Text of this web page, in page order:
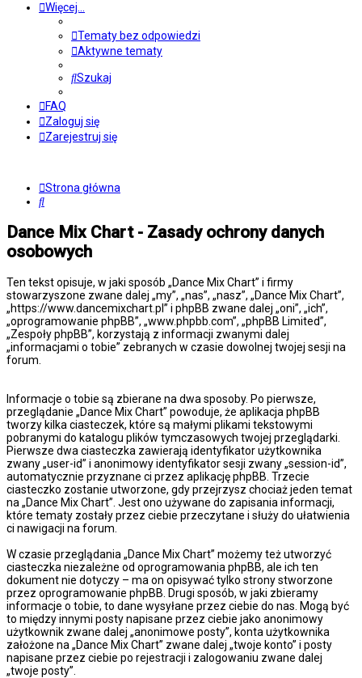
Więcej…
Tematy bez odpowiedzi
Aktywne tematy
Szukaj
FAQ
Zaloguj się
Zarejestruj się
Strona główna
Szukaj
Dance Mix Chart - Zasady ochrony danych
osobowych
Ten tekst opisuje, w jaki sposób „Dance Mix Chart” i firmy
stowarzyszone zwane dalej „my”, „nas”, „nasz”, „Dance Mix Chart”,
„https://www.dancemixchart.pl” i phpBB zwane dalej „oni”, „ich”,
„oprogramowanie phpBB”, „www.phpbb.com”, „phpBB Limited”,
„Zespoły phpBB”, korzystają z informacji zwanymi dalej
„informacjami o tobie” zebranych w czasie dowolnej twojej sesji na
forum.
Informacje o tobie są zbierane na dwa sposoby. Po pierwsze,
przeglądanie „Dance Mix Chart” powoduje, że aplikacja phpBB
tworzy kilka ciasteczek, które są małymi plikami tekstowymi
pobranymi do katalogu plików tymczasowych twojej przeglądarki.
Pierwsze dwa ciasteczka zawierają identyfikator użytkownika
zwany „user-id” i anonimowy identyfikator sesji zwany „session-id”,
automatycznie przyznane ci przez aplikację phpBB. Trzecie
ciasteczko zostanie utworzone, gdy przejrzysz chociaż jeden temat
na „Dance Mix Chart”. Jest ono używane do zapisania informacji,
które tematy zostały przez ciebie przeczytane i służy do ułatwienia
ci nawigacji na forum.
W czasie przeglądania „Dance Mix Chart” możemy też utworzyć
ciasteczka niezależne od oprogramowania phpBB, ale ich ten
dokument nie dotyczy – ma on opisywać tylko strony stworzone
przez oprogramowanie phpBB. Drugi sposób, w jaki zbieramy
informacje o tobie, to dane wysyłane przez ciebie do nas. Mogą być
to między innymi posty napisane przez ciebie jako anonimowy
użytkownik zwane dalej „anonimowe posty”, konta użytkownika
założone na „Dance Mix Chart” zwane dalej „twoje konto” i posty
napisane przez ciebie po rejestracji i zalogowaniu zwane dalej
„twoje posty”.